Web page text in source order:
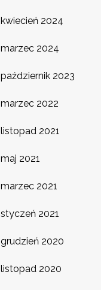
kwiecień 2024
marzec 2024
październik 2023
marzec 2022
listopad 2021
maj 2021
marzec 2021
styczeń 2021
grudzień 2020
listopad 2020